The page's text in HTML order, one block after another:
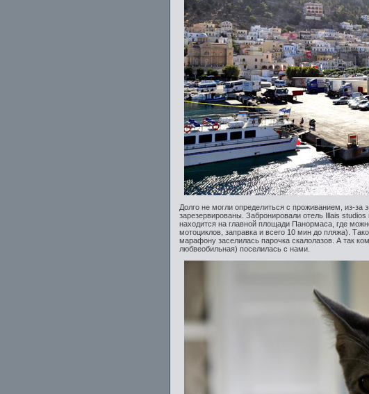
Долго не могли определиться с проживанием, из-
зарезервированы. Забронировали отель Illais
находится на главной площади Панормаса, где
мотоциклов, заправка и всего 10 мин до пляжа).
марафону заселилась парочка скалолазов. А так
любвеобильная) поселилась с нами.